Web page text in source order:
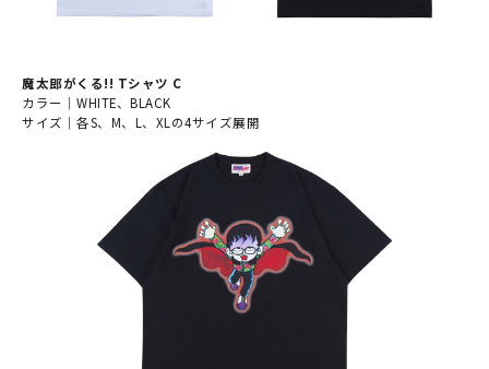
魔太郎がくる!! Tシャツ C
カラー｜WHITE、BLACK
サイズ｜各S、M、L、XLの4サイズ展開